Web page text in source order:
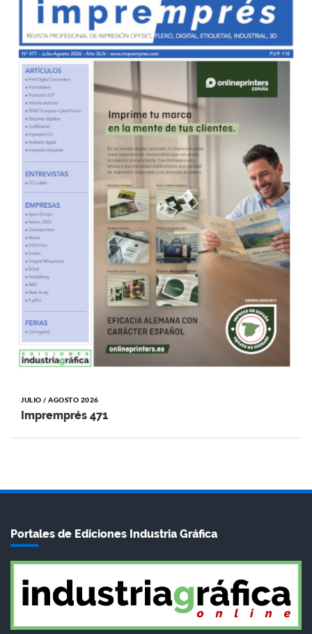
JULIO / AGOSTO 2026
Impremprés 471
Portales de Ediciones Industria Gráfica